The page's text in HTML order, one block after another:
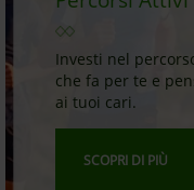
Investi nel
che fa per te e
ai tuoi cari.
SCOPRI DI PIÙ